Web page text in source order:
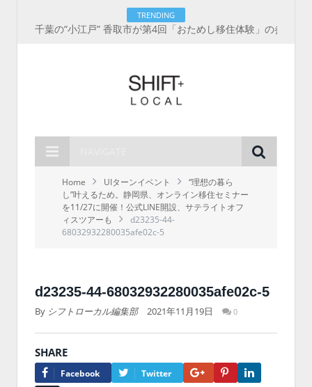
TRENDING
Home UIターンイベント
“理想の暮ら
し”叶えるため。静岡県、オンライン移住セミナー
を11/27に開催！公式LINE開設、サテライトオフ
ィスツアーも
d23235-44-
68032932280035afe02c-5
d23235-44-68032932280035afe02c-5
By シフトローカル編集部 2021年11月19日 0
SHARE
Facebook Twitter Google+Pinterest